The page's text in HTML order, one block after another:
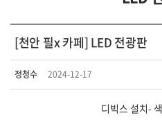
[천안 필x 카페] LED 전광판
정청수 2024-12-17
디빅스 설치-